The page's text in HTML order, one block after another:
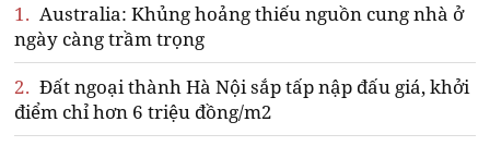
1. Australia: Khủng hoảng thiếu nguồn cung nhà ở
ngày càng trầm trọng
2. Đất ngoại thành Hà Nội sắp tấp nập đấu giá, khởi
điểm chỉ hơn 6 triệu đồng/m2